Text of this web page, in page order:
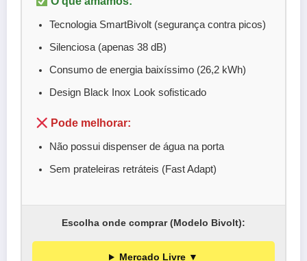
Tecnologia SmartBivolt (segurança contra picos)
Silenciosa (apenas 38 dB)
Consumo de energia baixíssimo (26,2 kWh)
Design Black Inox Look sofisticado
Pode melhorar:
Não possui dispenser de água na porta
Sem prateleiras retráteis (Fast Adapt)
Escolha onde comprar (Modelo Bivolt):
Mercado Livre ▼